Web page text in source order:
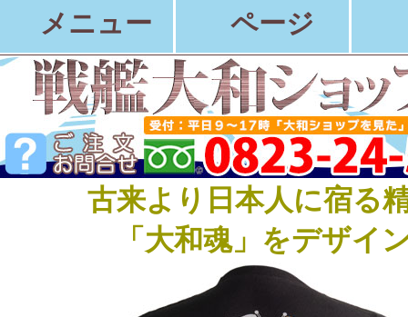
メニュー ページ
古来より日本人に宿る
「大和魂」をデザイ